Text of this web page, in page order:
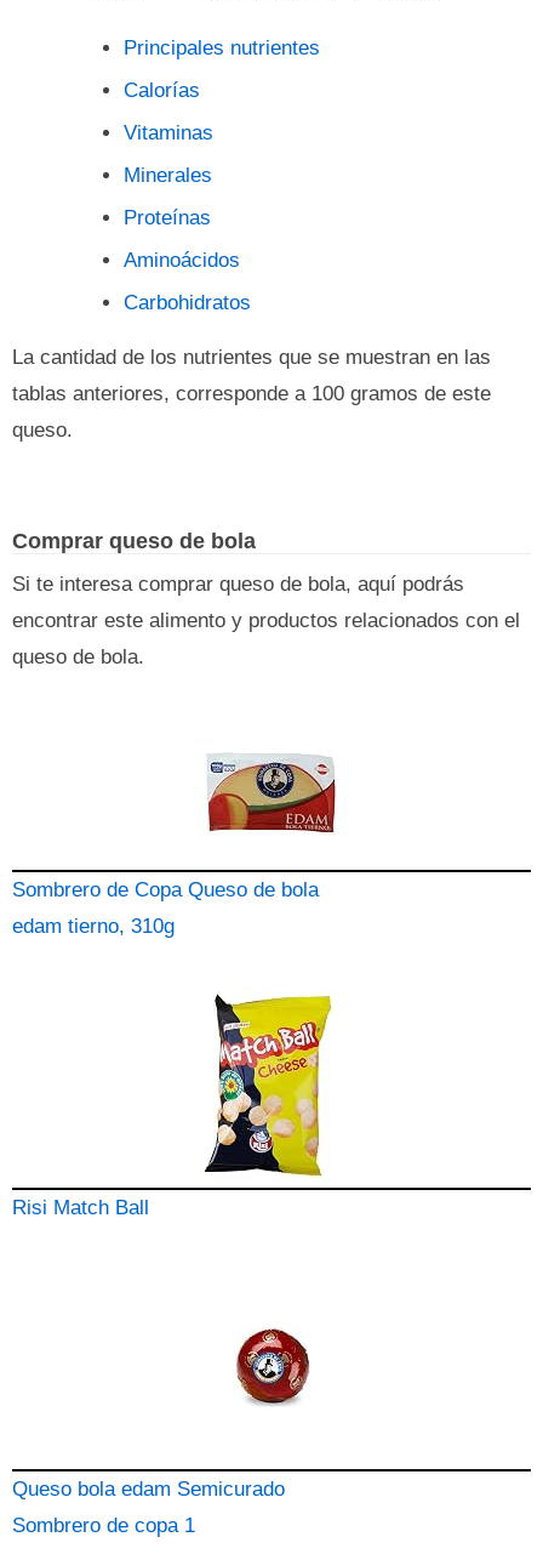
Principales nutrientes
Calorías
Vitaminas
Minerales
Proteínas
Aminoácidos
Carbohidratos
La cantidad de los nutrientes que se muestran en las
tablas anteriores, corresponde a 100 gramos de este
queso.
Comprar queso de bola
Si te interesa comprar queso de bola, aquí podrás
encontrar este alimento y productos relacionados con el
queso de bola.
Sombrero de Copa Queso de bola
edam tierno, 310g
Risi Match Ball
Queso bola edam Semicurado
Sombrero de copa 1